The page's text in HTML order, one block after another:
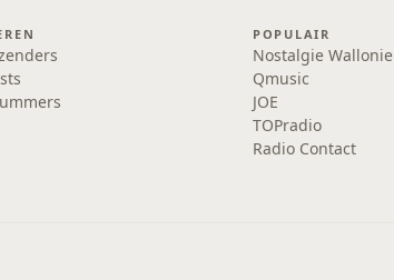
POPULAIR
Nostalgie Wallonie
Qmusic
JOE
TOPradio
Radio Contact